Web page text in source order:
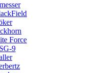
Force
9